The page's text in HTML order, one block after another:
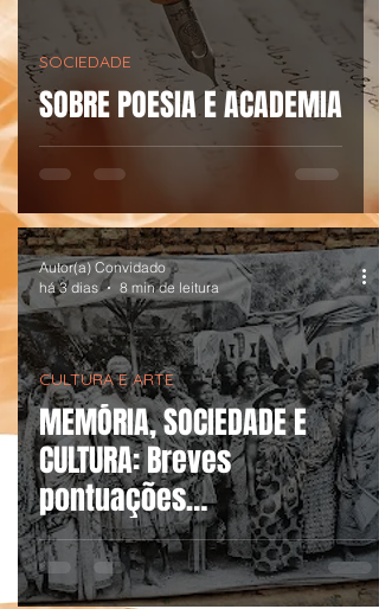
SOBRE POESIA E ACADEMIA
SOCIEDADE
MEMÓRIA, SOCIEDADE E
CULTURA: Breves
pontuações
antropológicas inspiradas
pelos museus de Salvador
CULTURA E ARTE
Autor(a) Convidado
há 3 dias
8 min de leitura